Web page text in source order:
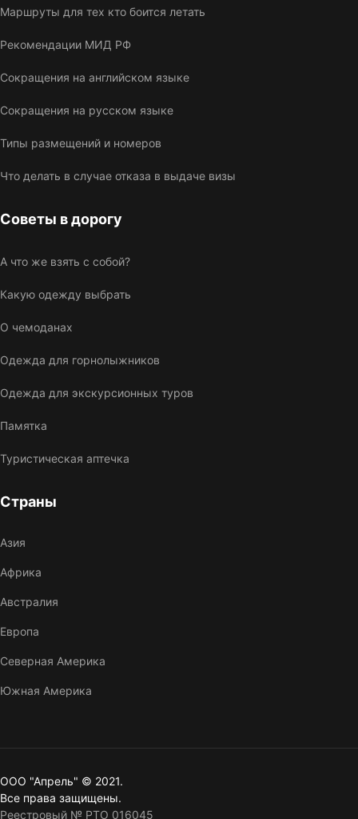
Маршруты для тех кто боится летать
Рекомендации МИД РФ
Сокращения на английском языке
Сокращения на русском языке
Типы размещений и номеров
Что делать в случае отказа в выдаче визы
Советы в дорогу
А что же взять с собой?
Какую одежду выбрать
О чемоданах
Одежда для горнолыжников
Одежда для экскурсионных туров
Памятка
Туристическая аптечка
Страны
Азия
Африка
Австралия
Европа
Северная Америка
Южная Америка
ООО "Апрель" © 2021.
Все права защищены.
Реестровый № РТО 016045